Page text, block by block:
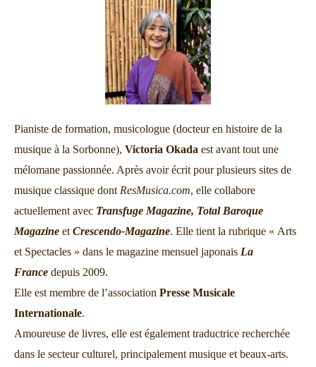
Pianiste de formation, musicologue (docteur en histoire de la
musique à la Sorbonne), Victoria Okada est avant tout une
mélomane passionnée. Après avoir écrit pour plusieurs sites de
musique classique dont ResMusica.com, elle collabore
actuellement avec Transfuge Magazine, Total Baroque
Magazine et Crescendo-Magazine. Elle tient la rubrique « Arts
et Spectacles » dans le magazine mensuel japonais La
France depuis 2009.
Elle est membre de l’association Presse Musicale
Internationale.
Amoureuse de livres, elle est également traductrice recherchée
dans le secteur culturel, principalement musique et beaux-arts.